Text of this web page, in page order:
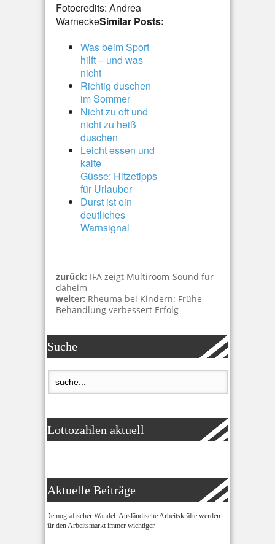
Fotocredits: Andrea
WarneckeSimilar Posts:
Was beim Sport
hilft – und was
nicht
Richtig duschen
im Sommer
Nicht zu oft und
nicht zu heiß
duschen
Leicht essen und
kalte
Güsse: Hitzetipps
für Urlauber
Durst ist ein
deutliches
Warnsignal
zurück: IFA zeigt Multiroom-Sound für
daheim
weiter: Rheuma bei Kindern: Frühe
Behandlung verbessert Erfolg
Suche
Lottozahlen aktuell
Aktuelle Beiträge
Demografischer Wandel: Ausländische Arbeitskräfte werden
für den Arbeitsmarkt immer wichtiger